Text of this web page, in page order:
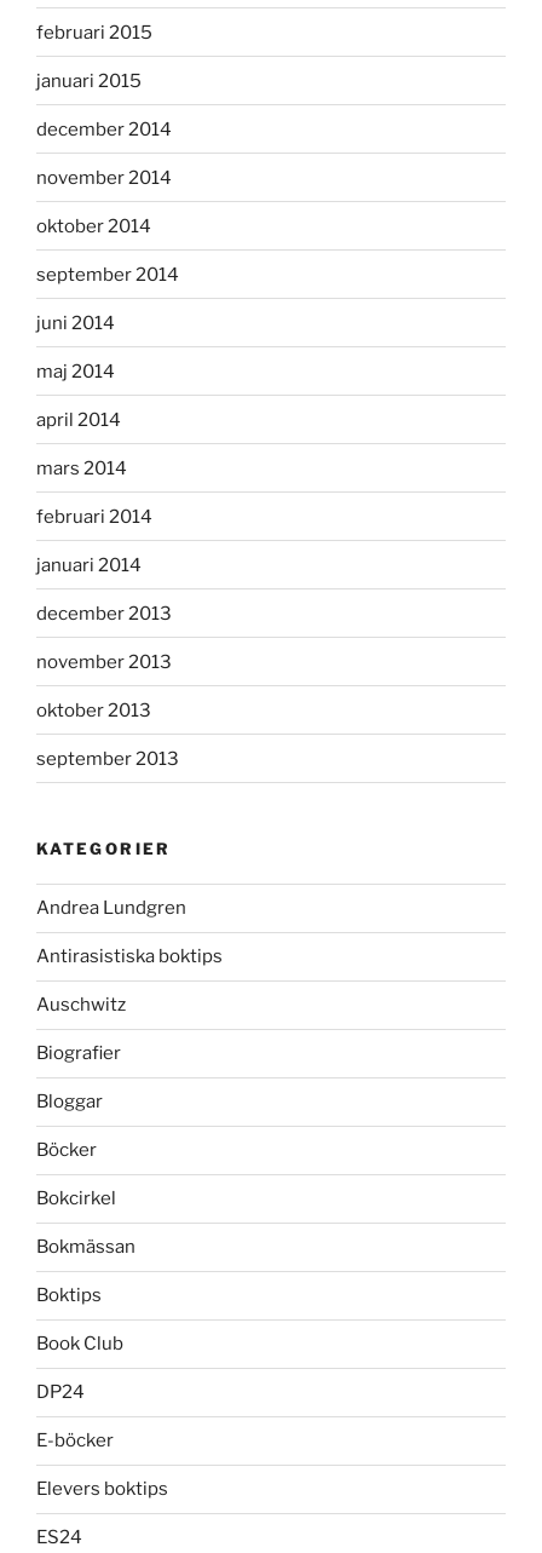
februari 2015
januari 2015
december 2014
november 2014
oktober 2014
september 2014
juni 2014
maj 2014
april 2014
mars 2014
februari 2014
januari 2014
december 2013
november 2013
oktober 2013
september 2013
KATEGORIER
Andrea Lundgren
Antirasistiska boktips
Auschwitz
Biografier
Bloggar
Böcker
Bokcirkel
Bokmässan
Boktips
Book Club
DP24
E-böcker
Elevers boktips
ES24